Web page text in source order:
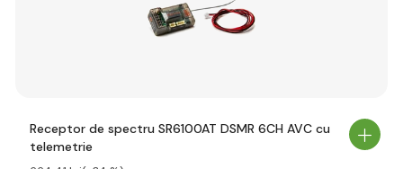
Receptor de spectru SR6100AT DSMR 6CH AVC cu
telemetrie